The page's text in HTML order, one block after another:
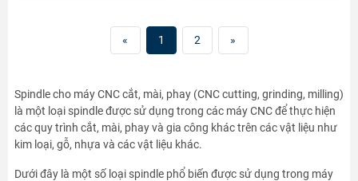
« 1 2 »
Spindle cho máy CNC cắt, mài, phay (CNC cutting, grinding, milling)
là một loại spindle được sử dụng trong các máy CNC để thực hiện
các quy trình cắt, mài, phay và gia công khác trên các vật liệu như
kim loại, gỗ, nhựa và các vật liệu khác.
Dưới đây là một số loại spindle phổ biến được sử dụng trong máy